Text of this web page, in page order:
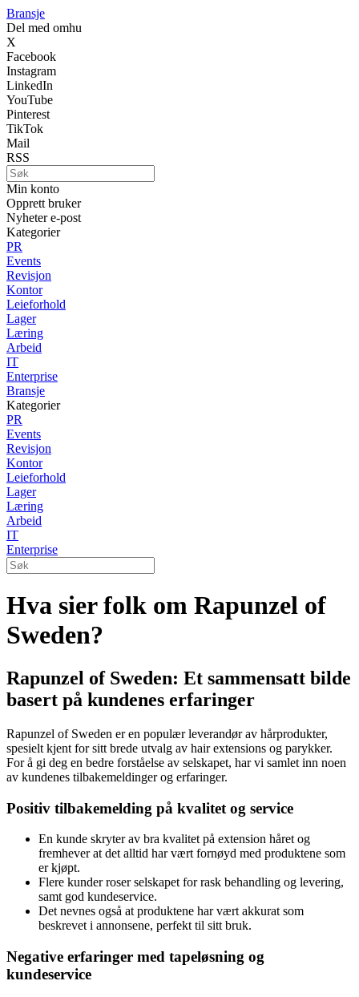
Bransje
Del med omhu
X
Facebook
Instagram
LinkedIn
YouTube
Pinterest
TikTok
Mail
RSS
Min konto
Opprett bruker
Nyheter e-post
Kategorier
PR
Events
Revisjon
Kontor
Leieforhold
Lager
Læring
Arbeid
IT
Enterprise
Bransje
Kategorier
PR
Events
Revisjon
Kontor
Leieforhold
Lager
Læring
Arbeid
IT
Enterprise
Hva sier folk om Rapunzel of
Sweden?
Rapunzel of Sweden: Et sammensatt bilde
basert på kundenes erfaringer
Rapunzel of Sweden er en populær leverandør av hårprodukter,
spesielt kjent for sitt brede utvalg av hair extensions og parykker.
For å gi deg en bedre forståelse av selskapet, har vi samlet inn noen
av kundenes tilbakemeldinger og erfaringer.
Positiv tilbakemelding på kvalitet og service
En kunde skryter av bra kvalitet på extension håret og
fremhever at det alltid har vært fornøyd med produktene som
er kjøpt.
Flere kunder roser selskapet for rask behandling og levering,
samt god kundeservice.
Det nevnes også at produktene har vært akkurat som
beskrevet i annonsene, perfekt til sitt bruk.
Negative erfaringer med tapeløsning og
kundeservice